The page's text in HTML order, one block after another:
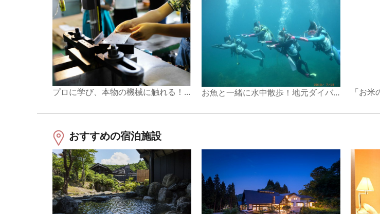
プロに学び、本物の機械に触れる！工場見学＆ミニ台車づくり お魚と一緒に水中散歩！地元ダイバーがご案内
おすすめの宿泊施設